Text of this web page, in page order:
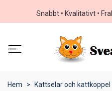
Snabbt • Kvalitativt •
Hem
Kattselar och kattkoppel